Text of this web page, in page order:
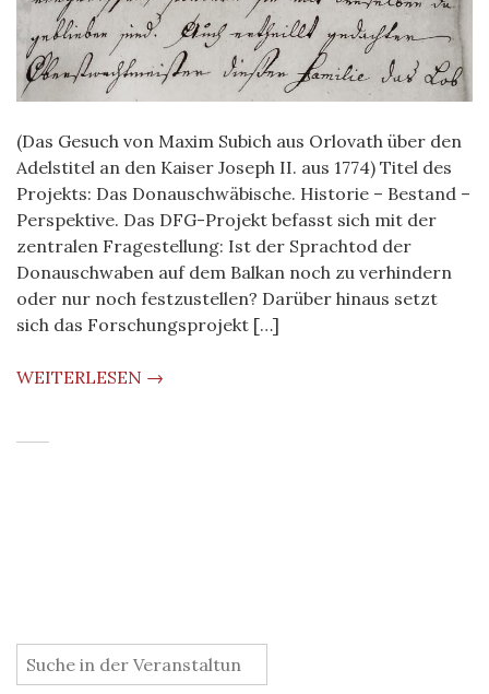
(Das Gesuch von Maxim Subich aus Orlovath über den
Adelstitel an den Kaiser Joseph II. aus 1774) Titel des
Projekts: Das Donauschwäbische. Historie – Bestand –
Perspektive. Das DFG-Projekt befasst sich mit der
zentralen Fragestellung: Ist der Sprachtod der
Donauschwaben auf dem Balkan noch zu verhindern
oder nur noch festzustellen? Darüber hinaus setzt
sich das Forschungsprojekt […]
WEITERLESEN →
: